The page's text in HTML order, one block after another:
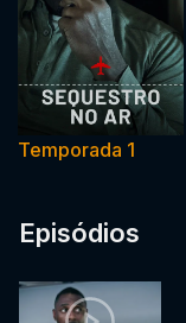
Temporada 1
Episódios